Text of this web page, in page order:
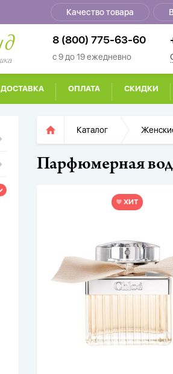
Качество товара
8 (800) 775-63-60
с 9 до 19 ежедневно
ДОСТАВКА ОПЛАТА СКИДКИ
Главная
Каталог
Парфюмерная
ХИТ